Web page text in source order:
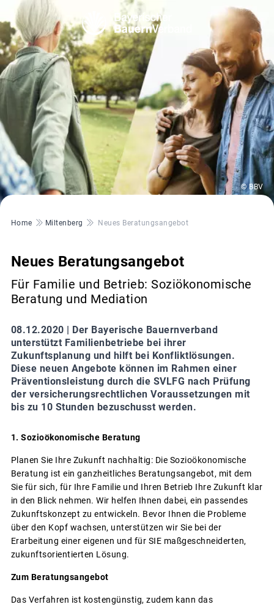
© BBV
Pfadnavigation
Home Miltenberg Neues Beratungsangebot
Neues Beratungsangebot
Für Familie und Betrieb: Soziökonomische
Beratung und Mediation
08.12.2020 | Der Bayerische Bauernverband
unterstützt Familienbetriebe bei ihrer
Zukunftsplanung und hilft bei Konfliktlösungen.
Diese neuen Angebote können im Rahmen einer
Präventionsleistung durch die SVLFG nach Prüfung
der versicherungsrechtlichen Voraussetzungen mit
bis zu 10 Stunden bezuschusst werden.
1. Sozioökonomische Beratung
Planen Sie Ihre Zukunft nachhaltig: Die Sozioökonomische
Beratung ist ein ganzheitliches Beratungsangebot, mit dem
Sie für sich, für Ihre Familie und Ihren Betrieb Ihre Zukunft klar
in den Blick nehmen. Wir helfen Ihnen dabei, ein passendes
Zukunftskonzept zu entwickeln. Bevor Ihnen die Probleme
über den Kopf wachsen, unterstützen wir Sie bei der
Erarbeitung einer eigenen und für SIE maßgeschneiderten,
zukunftsorientierten Lösung.
Zum Beratungsangebot
Das Verfahren ist kostengünstig, zudem kann das